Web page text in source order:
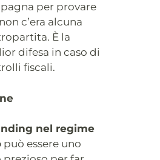
per provare
c’era alcuna
È la
difesa in caso di
fiscali.
nel regime
può essere uno